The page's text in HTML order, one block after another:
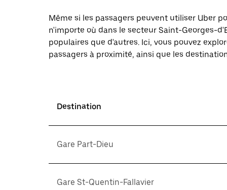
Même si les passagers peuvent utiliser Uber
n'importe où dans le secteur Saint-Georges-
populaires que d'autres. Ici, vous pouvez
passagers à proximité, ainsi que les
Destination
Gare Part-Dieu
Gare St-Quentin-Fallavier